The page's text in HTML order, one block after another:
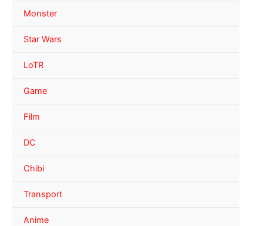
Monster
Star Wars
LoTR
Game
Film
DC
Chibi
Transport
Anime